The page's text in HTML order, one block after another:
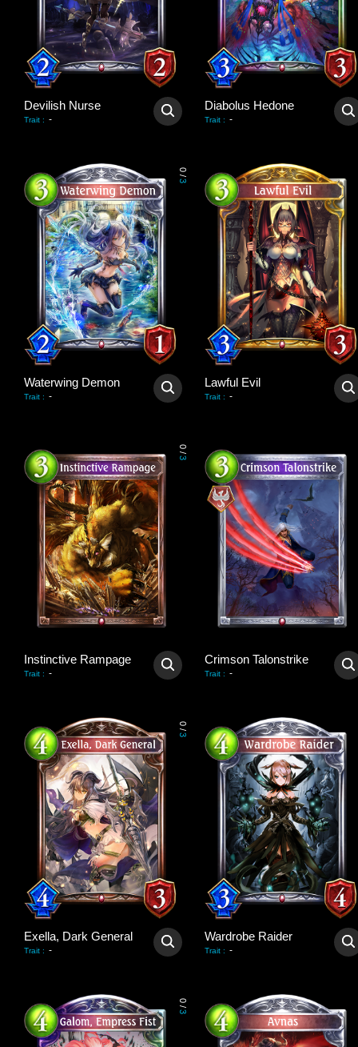
Devilish Nurse
Trait : -
Diabolus Hedone
Trait : -
0
/
3
Waterwing Demon
Trait : -
Lawful Evil
Trait : -
0
/
3
Instinctive Rampage
Trait : -
Crimson Talonstrike
Trait : -
0
/
3
Exella, Dark General
Trait : -
Wardrobe Raider
Trait : -
0
/
3